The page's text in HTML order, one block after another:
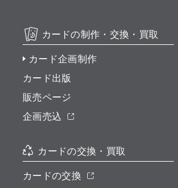
カードの制作・交換・買取
カード企画制作
カード出版
販売ページ
企画売込
カードの交換・買取
カードの交換